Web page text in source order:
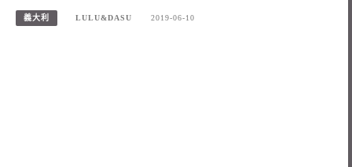
義大利 LULU&DASU 2019-06-10